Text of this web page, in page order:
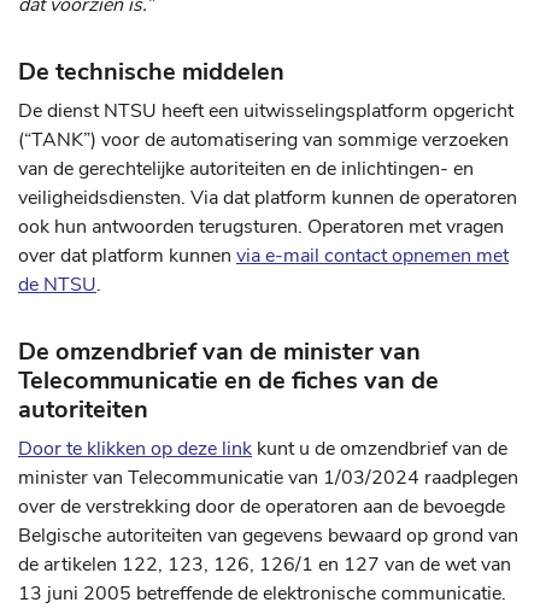
De technische middelen
De dienst NTSU heeft een uitwisselingsplatform opgericht
(“TANK”) voor de automatisering van sommige verzoeken
van de gerechtelijke autoriteiten en de inlichtingen- en
veiligheidsdiensten. Via dat platform kunnen de operatoren
ook hun antwoorden terugsturen. Operatoren met vragen
over dat platform kunnen via e-mail contact opnemen met
de NTSU.
De omzendbrief van de minister van
Telecommunicatie en de fiches van de
autoriteiten
Door te klikken op deze link kunt u de omzendbrief van de
minister van Telecommunicatie van 1/03/2024 raadplegen
over de verstrekking door de operatoren aan de bevoegde
Belgische autoriteiten van gegevens bewaard op grond van
de artikelen 122, 123, 126, 126/1 en 127 van de wet van
13 juni 2005 betreffende de elektronische communicatie.